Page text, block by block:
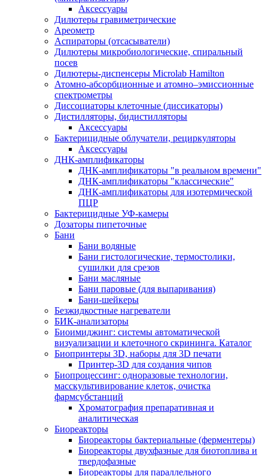
Аксессуары
Дилютеры гравиметрические
Ареометр
Аспираторы (отсасыватели)
Дилютеры микробиологические, спиральный
посев
Дилютеры-диспенсеры Microlab Hamilton
Атомно-абсорбционные и атомно–эмиссионные
спектрометры
Диссоциаторы клеточные (диссикаторы)
Дистилляторы, бидистилляторы
Аксессуары
Бактерицидные облучатели, рециркуляторы
Аксессуары
ДНК-амплификаторы
ДНК-амплификаторы "в реальном времени"
ДНК-амплификаторы "классические"
ДНК-амплификаторы для изотермической
ПЦР
Бактерицидные УФ-камеры
Дозаторы пипеточные
Бани
Бани водяные
Бани гистологические, термостолики,
сушилки для срезов
Бани масляные
Бани паровые (для выпаривания)
Бани-шейкеры
Безжидкостные нагреватели
БИК-анализаторы
Биоимиджинг: системы автоматической
визуализации и клеточного скрининга. Каталог
Биопринтеры 3D, наборы для 3D печати
Принтер-3D для создания чипов
Биопроцессинг: одноразовые технологии,
масскультивирование клеток, очистка
фармсубстанций
Хроматография препаративная и
аналитическая
Биореакторы
Биореакторы бактериальные (ферментеры)
Биореакторы двухфазные для биотоплива и
твердофазные
Биореакторы для параллельного